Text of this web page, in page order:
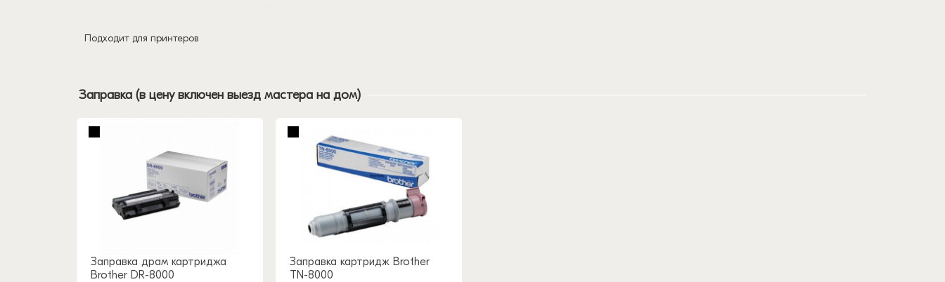
Подходит для принтеров
Заправка (в цену включен выезд мастера на дом)
Заправка драм картриджа
Brother DR-8000
Заправка картридж Brother
TN-8000